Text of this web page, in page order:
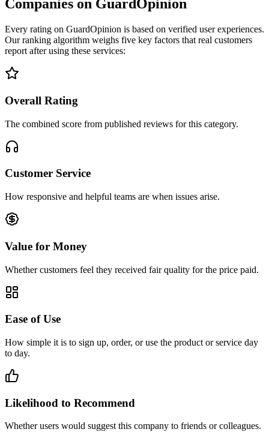
Companies on GuardOpinion
Every rating on GuardOpinion is based on verified user experiences.
Our ranking algorithm weighs five key factors that real customers
report after using these services:
Overall Rating
The combined score from published reviews for this category.
Customer Service
How responsive and helpful teams are when issues arise.
Value for Money
Whether customers feel they received fair quality for the price paid.
Ease of Use
How simple it is to sign up, order, or use the product or service day
to day.
Likelihood to Recommend
Whether users would suggest this company to friends or colleagues.